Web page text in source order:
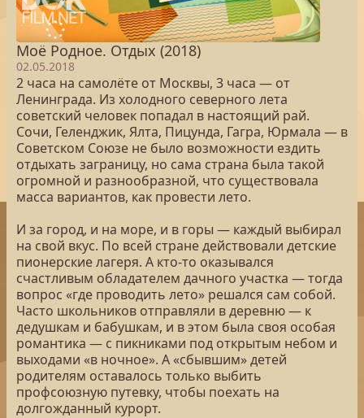
Моё Родное. Отдых (2018)
02.05.2018
2 часа на самолёте от Москвы, 3 часа — от
Ленинграда. Из холодного северного лета
советский человек попадал в настоящий рай.
Сочи, Геленджик, Ялта, Пицунда, Гагра, Юрмала — в
Советском Союзе не было возможности ездить
отдыхать заграницу, но сама страна была такой
огромной и разнообразной, что существовала
масса вариантов, как провести лето.
И за город, и на море, и в горы — каждый выбирал
на свой вкус. По всей стране действовали детские
пионерские лагеря. А кто-то оказывался
счастливым обладателем дачного участка — тогда
вопрос «где проводить лето» решался сам собой.
Часто школьников отправляли в деревню — к
дедушкам и бабушкам, и в этом была своя особая
романтика — с пикниками под открытым небом и
выходами «в ночное». А «сбывшим» детей
родителям оставалось только выбить
профсоюзную путевку, чтобы поехать на
долгожданный курорт.